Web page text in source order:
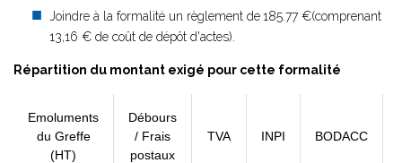
Joindre à la formalité un règlement de185.77 €(comprenant
13,16 € de coût de dépôt d'actes).
Répartition du montant exigé pour cette formalité
Emoluments
du Greffe
(HT)
Débours
/ Frais
postaux
TVA INPI BODACC